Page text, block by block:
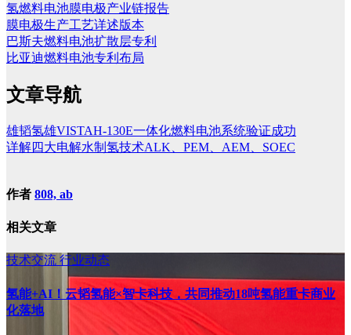
氢燃料电池膜电极产业链报告
膜电极生产工艺详述版本
巴斯夫燃料电池扩散层专利
比亚迪燃料电池专利布局
文章导航
雄韬氢雄VISTAH-130E一体化燃料电池系统验证成功
详解四大电解水制氢技术ALK、PEM、AEM、SOEC
作者 808, ab
相关文章
技术交流 行业动态
氢能+AI！云韬氢能×智卡科技，共同推动18吨氢能重卡商业
化落地